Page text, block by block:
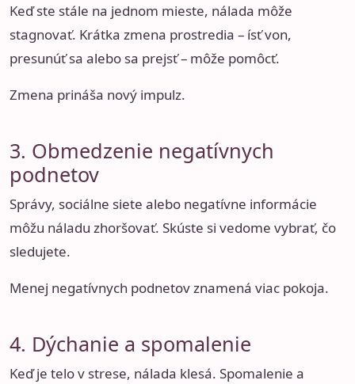
Keď ste stále na jednom mieste, nálada môže
stagnovať. Krátka zmena prostredia – ísť von,
presunúť sa alebo sa prejsť – môže pomôcť.
Zmena prináša nový impulz.
3. Obmedzenie negatívnych
podnetov
Správy, sociálne siete alebo negatívne informácie
môžu náladu zhoršovať. Skúste si vedome vybrať, čo
sledujete.
Menej negatívnych podnetov znamená viac pokoja.
4. Dýchanie a spomalenie
Keď je telo v strese, nálada klesá. Spomalenie a